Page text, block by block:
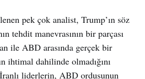
pek çok analist, Trump’ın söz
tehdit manevrasının bir parçası
ile ABD arasında gerçek bir
ihtimal dahilinde olmadığını
liderlerin, ABD ordusunun